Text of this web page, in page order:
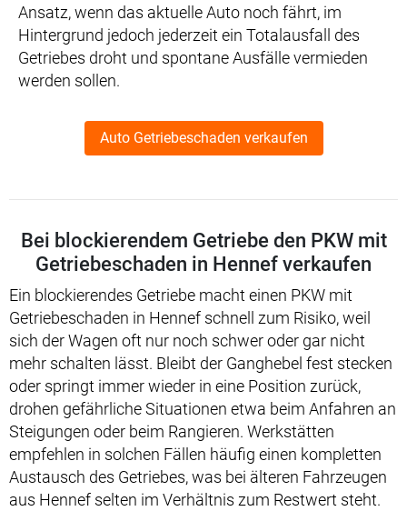
Ansatz, wenn das aktuelle Auto noch fährt, im
Hintergrund jedoch jederzeit ein Totalausfall des
Getriebes droht und spontane Ausfälle vermieden
werden sollen.
Auto Getriebeschaden verkaufen
Bei blockierendem Getriebe den PKW mit
Getriebeschaden in Hennef verkaufen
Ein blockierendes Getriebe macht einen PKW mit
Getriebeschaden in Hennef schnell zum Risiko, weil
sich der Wagen oft nur noch schwer oder gar nicht
mehr schalten lässt. Bleibt der Ganghebel fest stecken
oder springt immer wieder in eine Position zurück,
drohen gefährliche Situationen etwa beim Anfahren an
Steigungen oder beim Rangieren. Werkstätten
empfehlen in solchen Fällen häufig einen kompletten
Austausch des Getriebes, was bei älteren Fahrzeugen
aus Hennef selten im Verhältnis zum Restwert steht.